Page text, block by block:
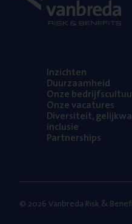
Inzich­ten
Duur­zaam­heid
Onze
Onze vaca­tu­res
Diver­si­teit,
inclusie
Part­ner­ships
© 2026 Vanbreda Risk &